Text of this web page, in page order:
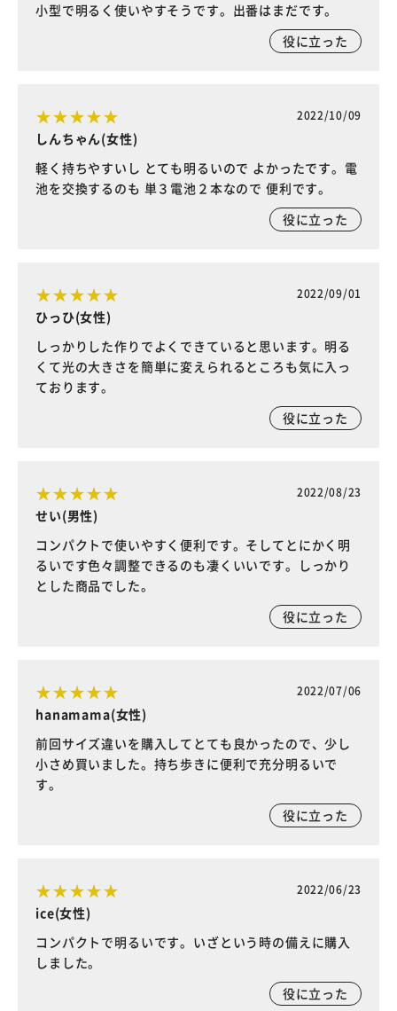
小型で明るく使いやすそうです。出番はまだです。
役に立った
2022/10/09
しんちゃん(女性)
軽く持ちやすいし とても明るいので よかったです。電
池を交換するのも 単３電池２本なので 便利です。
役に立った
2022/09/01
ひっひ(女性)
しっかりした作りでよくできていると思います。明る
くて光の大きさを簡単に変えられるところも気に入っ
ております。
役に立った
2022/08/23
せい(男性)
コンパクトで使いやすく便利です。そしてとにかく明
るいです色々調整できるのも凄くいいです。しっかり
とした商品でした。
役に立った
2022/07/06
hanamama(女性)
前回サイズ違いを購入してとても良かったので、少し
小さめ買いました。持ち歩きに便利で充分明るいで
す。
役に立った
2022/06/23
ice(女性)
コンパクトで明るいです。いざという時の備えに購入
しました。
役に立った